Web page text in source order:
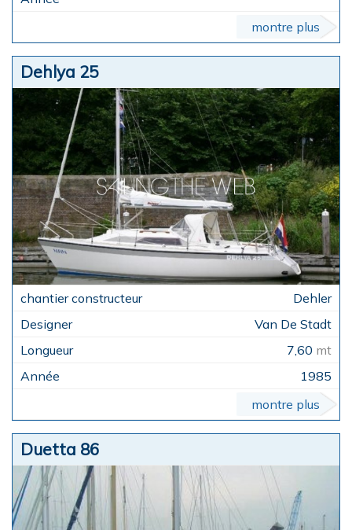
montre plus
Dehlya 25
Dehler
Van De Stadt
7,60 mt
1985
montre plus
Duetta 86